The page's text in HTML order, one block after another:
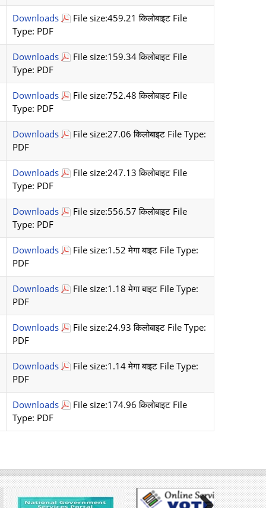
Downloads
File size:459.21 किलोबाइट File
Type: PDF
Downloads
File size:159.34 किलोबाइट File
Type: PDF
Downloads
File size:752.48 किलोबाइट File
Type: PDF
Downloads
File size:27.06 किलोबाइट File Type:
PDF
Downloads
File size:247.13 किलोबाइट File
Type: PDF
Downloads
File size:556.57 किलोबाइट File
Type: PDF
Downloads
File size:1.52 मेगा बाइट File Type:
PDF
Downloads
File size:1.18 मेगा बाइट File Type:
PDF
Downloads
File size:24.93 किलोबाइट File Type:
PDF
Downloads
File size:1.14 मेगा बाइट File Type:
PDF
Downloads
File size:174.96 किलोबाइट File
Type: PDF